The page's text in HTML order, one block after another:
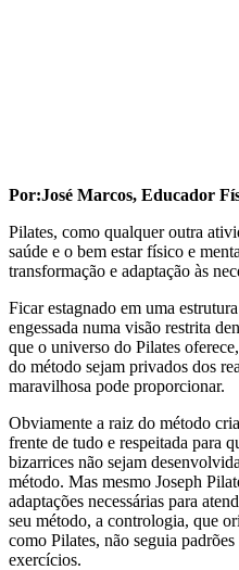
Por:José Marcos, Educador
Pilates, como qualquer outra
saúde e o bem estar físico e
transformação e adaptação às
Ficar estagnado em uma
engessada numa visão restrita
que o universo do Pilates
do método sejam privados dos
maravilhosa pode proporcionar.
Obviamente a raiz do método
frente de tudo e respeitada para
bizarrices não sejam
método. Mas mesmo Joseph
adaptações necessárias para
seu método, a contrologia, que
como Pilates, não seguia
exercícios.